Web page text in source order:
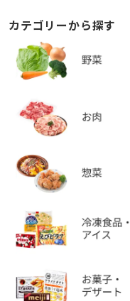
カテゴリーから探す